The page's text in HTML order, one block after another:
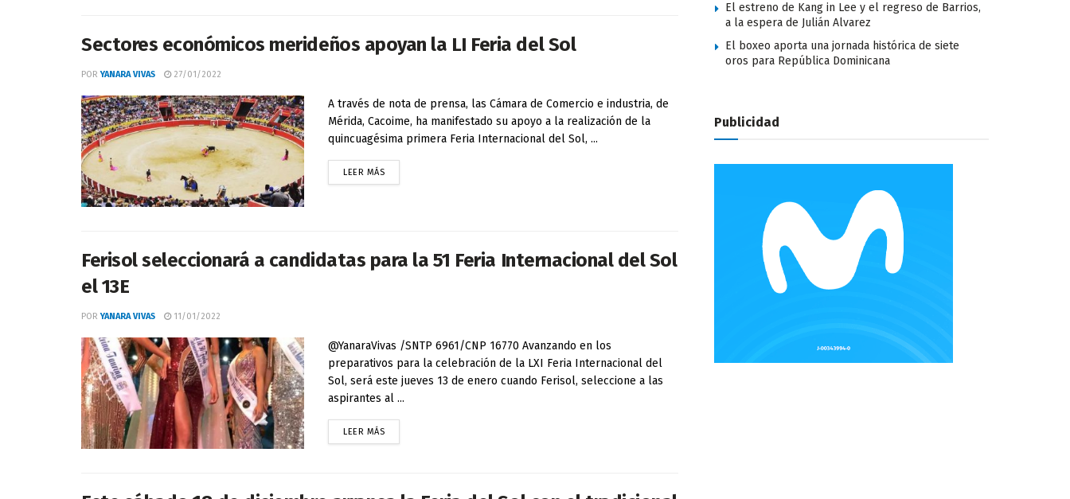
Sectores económicos merideños apoyan la LI Feria del Sol
POR YANARA VIVAS 27/01/2022
A través de nota de prensa, las Cámara de Comercio e industria, de
Mérida, Cacoime, ha manifestado su apoyo a la realización de la
quincuagésima primera Feria Internacional del Sol, ...
LEER MÁS
Ferisol seleccionará a candidatas para la 51 Feria Internacional del Sol
el 13E
POR YANARA VIVAS 11/01/2022
@YanaraVivas /SNTP 6961/CNP 16770 Avanzando en los
preparativos para la celebración de la LXI Feria Internacional del
Sol, será este jueves 13 de enero cuando Ferisol, seleccione a las
aspirantes al ...
LEER MÁS
El estreno de Kang in Lee y el regreso de Barrios,
a la espera de Julián Alvarez
El boxeo aporta una jornada histórica de siete
oros para República Dominicana
Publicidad